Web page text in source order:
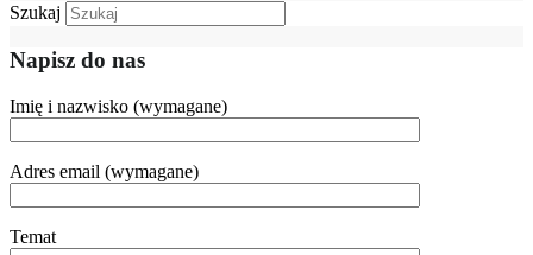
Szukaj
Napisz do nas
Imię i nazwisko (wymagane)
Adres email (wymagane)
Temat